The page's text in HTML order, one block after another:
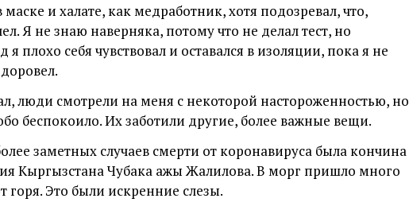
и халате, как медработник, хотя подозревал, что,
Я не знаю наверняка, потому что не делал тест, но
я плохо себя чувствовал и оставался в изоляции, пока я не
люди смотрели на меня с некоторой настороженностью, но
беспокоило. Их заботили другие, более важные вещи.
заметных случаев смерти от коронавируса была кончина
Кыргызстана Чубака ажы Жалилова. В морг пришло много
Это были искренние слезы.